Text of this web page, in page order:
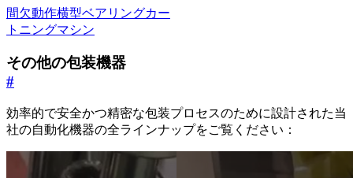
間欠動作横型ベアリングカー
トニングマシン
その他の包装機器
#
効率的で安全かつ精密な包装プロセスのために設計された当
社の自動化機器の全ラインナップをご覧ください：